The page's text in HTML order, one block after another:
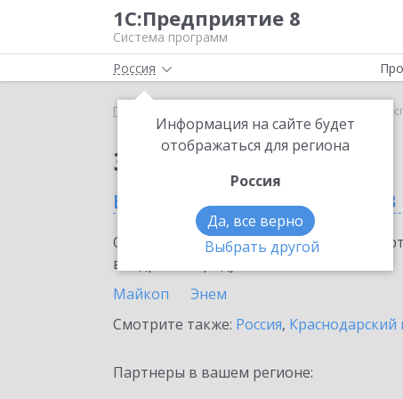
1С:Предприятие 8
Система программ
Россия
Информация на сайте будет
отображаться для региона
Россия
Да, все верно
Выбрать другой
Главная 1С:АУСН в
Заказать 1С:АУСН
в Республике Адыгея
Ознакомьтесь с информационными
внедрение продукта.
Майкоп
Энем
Смотрите также: Россия, Краснодарский
Партнеры в вашем регионе: